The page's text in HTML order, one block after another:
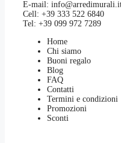
E-mail:
Cell: +39 333 522 6840
Tel: +39 099 972 7289
Home
Chi siamo
Buoni regalo
Blog
FAQ
Contatti
Termini e condizioni
Promozioni
Sconti